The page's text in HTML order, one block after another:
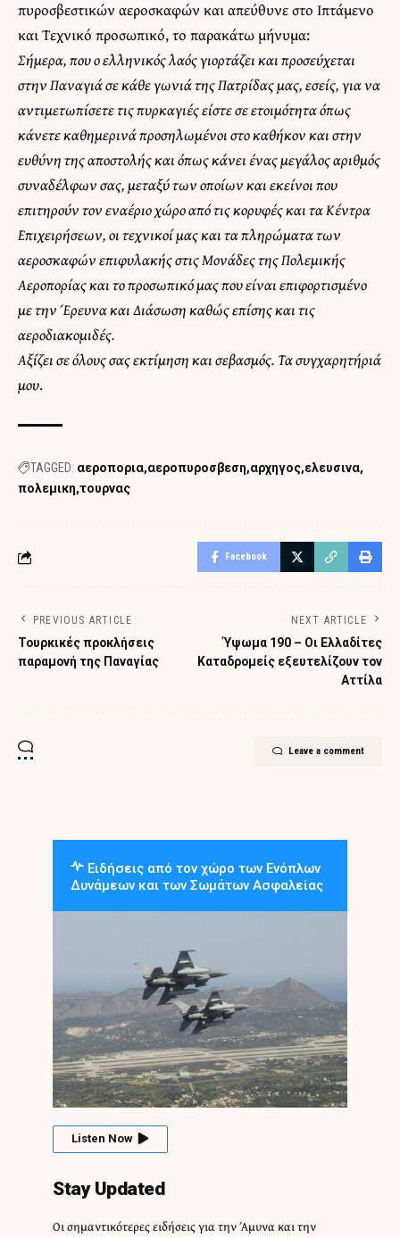
πυροσβεστικών αεροσκαφών και απεύθυνε στο Ιπτάμενο
και Τεχνικό προσωπικό, το παρακάτω μήνυμα:
Σήμερα, που ο ελληνικός λαός γιορτάζει και προσεύχεται
στην Παναγιά σε κάθε γωνιά της Πατρίδας μας, εσείς, για να
αντιμετωπίσετε τις πυρκαγιές είστε σε ετοιμότητα όπως
κάνετε καθημερινά προσηλωμένοι στο καθήκον και στην
ευθύνη της αποστολής και όπως κάνει ένας μεγάλος αριθμός
συναδέλφων σας, μεταξύ των οποίων και εκείνοι που
επιτηρούν τον εναέριο χώρο από τις κορυφές και τα Κέντρα
Επιχειρήσεων, οι τεχνικοί μας και τα πληρώματα των
αεροσκαφών επιφυλακής στις Μονάδες της Πολεμικής
Αεροπορίας και το προσωπικό μας που είναι επιφορτισμένο
με την Έρευνα και Διάσωση καθώς επίσης και τις
αεροδιακομιδές.
Αξίζει σε όλους σας εκτίμηση και σεβασμός. Τα συγχαρητήριά
μου.
TAGGED: αεροπορια αεροπυροσβεση αρχηγος ελευσινα
πολεμικη τουρνας
Facebook
PREVIOUS ARTICLE
Τουρκικές προκλήσεις
παραμονή της Παναγίας
NEXT ARTICLE
Ύψωμα 190 – Οι Ελλαδίτες
Καταδρομείς εξευτελίζουν τον
Αττίλα
Leave a comment
Ειδήσεις από τον χώρο των Ενόπλων
Δυνάμεων και των Σωμάτων Ασφαλείας
Listen Now
Stay Updated
Οι σημαντικότερες ειδήσεις για την Άμυνα και την